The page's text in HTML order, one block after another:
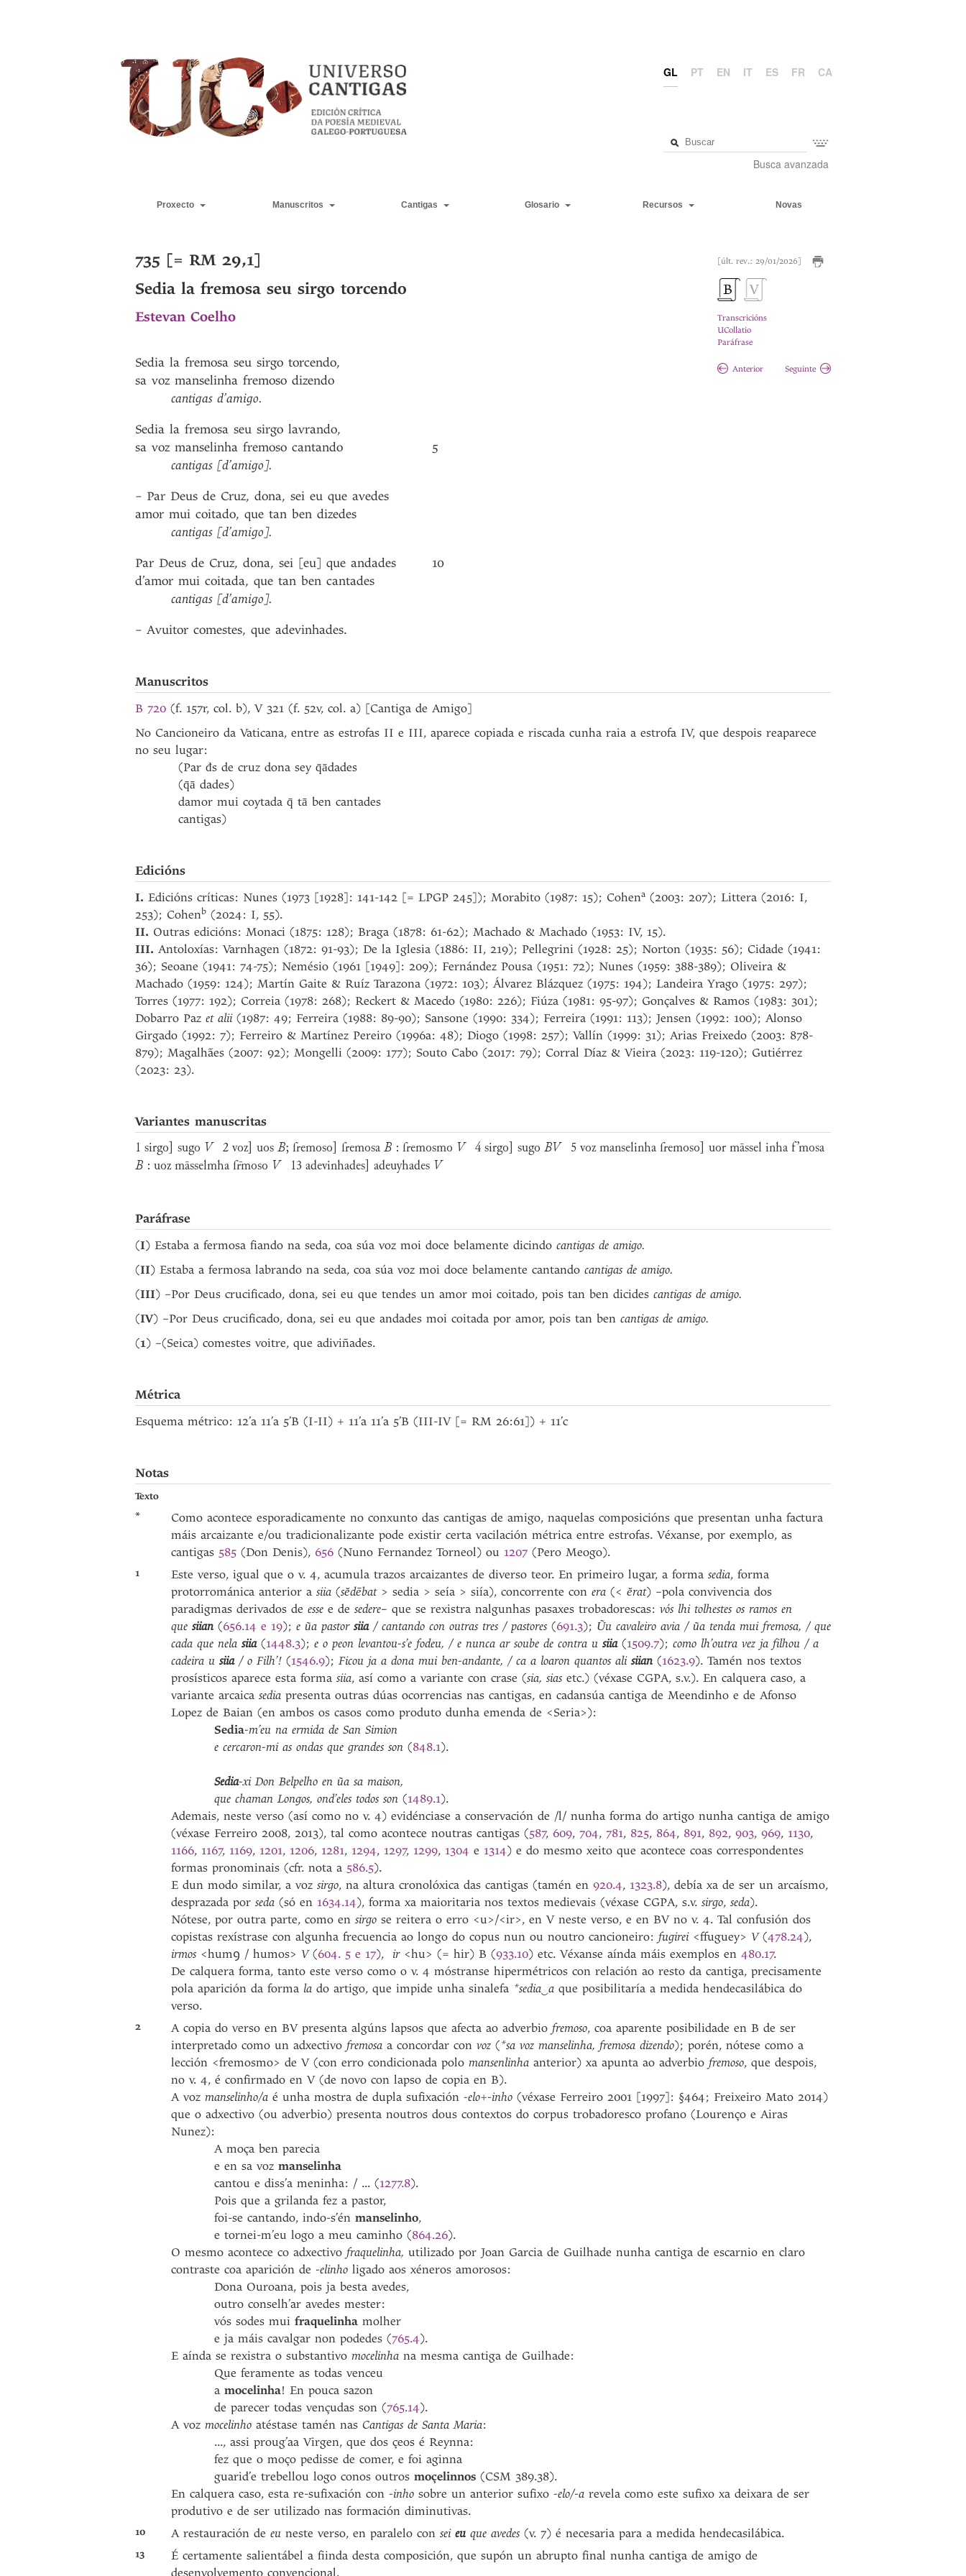
GL PT EN IT ES FR CA
Busca avanzada
Proxecto Manuscritos Cantigas Glosario Recursos Novas
[últ. rev.: 29/01/2026]
Transcricións
UCollatio
Paráfrase
Anterior Seguinte
735 [= RM 29,1]
Sedia la fremosa seu sirgo torcendo
Estevan Coelho
Sedia la fremosa seu sirgo torcendo,
sa voz manselinha fremoso dizendo
cantigas d’amigo.
Sedia la fremosa seu sirgo lavrando,
sa voz manselinha fremoso cantando
cantigas [d’amigo].
– Par Deus de Cruz, dona, sei eu que avedes
amor mui coitado, que tan ben dizedes
cantigas [d’amigo].
Par Deus de Cruz, dona, sei [eu] que andades
d’amor mui coitada, que tan ben cantades
cantigas [d’amigo].
– Avuitor comestes, que adevinhades.
5
10
Manuscritos
B 720 (f. 157r, col. b), V 321 (f. 52v, col. a) [Cantiga de Amigo]
No Cancioneiro da Vaticana, entre as estrofas II e III, aparece copiada e riscada cunha raia a estrofa IV, que despois reaparece
no seu lugar:
(Par đs de cruz dona sey q̄ādades
(q̄ā dades)
damor mui coytada q̄ tā ben cantades
cantigas)
Edicións
I. Edicións críticas: Nunes (1973 [1928]: 141-142 [= LPGP 245]); Morabito (1987: 15); Cohena (2003: 207); Littera (2016: I,
253); Cohenb (2024: I, 55).
II. Outras edicións: Monaci (1875: 128); Braga (1878: 61-62); Machado & Machado (1953: IV, 15).
III. Antoloxías: Varnhagen (1872: 91-93); De la Iglesia (1886: II, 219); Pellegrini (1928: 25); Norton (1935: 56); Cidade (1941:
36); Seoane (1941: 74-75); Nemésio (1961 [1949]: 209); Fernández Pousa (1951: 72); Nunes (1959: 388-389); Oliveira &
Machado (1959: 124); Martín Gaite & Ruíz Tarazona (1972: 103); Álvarez Blázquez (1975: 194); Landeira Yrago (1975: 297);
Torres (1977: 192); Correia (1978: 268); Reckert & Macedo (1980: 226); Fiúza (1981: 95-97); Gonçalves & Ramos (1983: 301);
Dobarro Paz et alii(1987: 49; Ferreira (1988: 89-90); Sansone (1990: 334); Ferreira (1991: 113); Jensen (1992: 100); Alonso
Girgado (1992: 7); Ferreiro & Martínez Pereiro (1996a: 48); Diogo (1998: 257); Vallín (1999: 31); Arias Freixedo (2003: 878-
879); Magalhães (2007: 92); Mongelli (2009: 177); Souto Cabo (2017: 79); Corral Díaz & Vieira (2023: 119-120); Gutiérrez
(2023: 23).
Variantes manuscritas
1 sirgo] sugo V 2 voz] uos B; fremoso] fremosa B : fremosmo V 4 sirgo] sugo BV 5 voz manselinha fremoso] uor māssel inha f’mosa
B : uoz māsselmha fr̄moso V 13 adevinhades] adeuyhades V
Paráfrase
(I) Estaba a fermosa fiando na seda, coa súa voz moi doce belamente dicindo cantigas de amigo.
(II) Estaba a fermosa labrando na seda, coa súa voz moi doce belamente cantando cantigas de amigo.
(III) –Por Deus crucificado, dona, sei eu que tendes un amor moi coitado, pois tan ben dicides cantigas de amigo.
(IV) –Por Deus crucificado, dona, sei eu que andades moi coitada por amor, pois tan ben cantigas de amigo.
(1) –(Seica) comestes voitre, que adiviñades.
Métrica
Esquema métrico: 12’a 11’a 5’B (I-II) + 11’a 11’a 5’B (III-IV [= RM 26:61]) + 11’c
Notas
Texto
*
Como acontece esporadicamente no conxunto das cantigas de amigo, naquelas composicións que presentan unha factura
máis arcaizante e/ou tradicionalizante pode existir certa vacilación métrica entre estrofas. Véxanse, por exemplo, as
cantigas 585 (Don Denis), 656 (Nuno Fernandez Torneol) ou 1207 (Pero Meogo).
1 Este verso, igual que o v. 4, acumula trazos arcaizantes de diverso teor. En primeiro lugar, a forma sedia, forma
protorrománica anterior a siia (sĕdēbat> sedia > seía > siía), concorrente con era (< ĕrat) –pola convivencia dos
paradigmas derivados de esse e de sedere– que se rexistra nalgunhas pasaxes trobadorescas: vós lhi tolhestes os ramos en
que siian (656.14 e 19); e ũa pastor siia/ cantando con outras tres / pastores (691.3); Ũu cavaleiro avia / ũa tenda mui fremosa, / que
cada que nela siia(1448.3); e o peon levantou-s’e fodeu, / e nunca ar soube de contra u siia(1509.7); como lh’outra vez ja filhou / a
cadeira u siia/ o Filh’! (1546.9); Ficou ja a dona mui ben-andante, / ca a loaron quantos ali siian (1623.9). Tamén nos textos
prosísticos aparece esta forma siia, así como a variante con crase (sia, sias etc.) (véxase CGPA, s.v.). En calquera caso, a
variante arcaica sedia presenta outras dúas ocorrencias nas cantigas, en cadansúa cantiga de Meendinho e de Afonso
Lopez de Baian (en ambos os casos como produto dunha emenda de <Seria>):
Sedia-m’eu na ermida de San Simion
e cercaron-mi as ondas que grandes son (848.1).
Sedia-xi Don Belpelho en ũa sa maison,
que chaman Longos, ond’eles todos son (1489.1).
Ademais, neste verso (así como no v. 4) evidénciase a conservación de /l/ nunha forma do artigo nunha cantiga de amigo
(véxase Ferreiro 2008, 2013), tal como acontece noutras cantigas (587, 609, 704, 781, 825, 864, 891, 892, 903, 969, 1130,
1166, 1167, 1169, 1201, 1206, 1281, 1294, 1297, 1299, 1304 e 1314) e do mesmo xeito que acontece coas correspondentes
formas pronominais (cfr. nota a 586.5).
E dun modo similar, a voz sirgo, na altura cronolóxica das cantigas (tamén en 920.4, 1323.8), debía xa de ser un arcaísmo,
desprazada por seda (só en 1634.14), forma xa maioritaria nos textos medievais (véxase CGPA, s.v. sirgo, seda).
Nótese, por outra parte, como en sirgo se reitera o erro <u>/<ir>, en V neste verso, e en BV no v. 4. Tal confusión dos
copistas rexístrase con algunha frecuencia ao longo do copus nun ou noutro cancioneiro: fugirei<ffuguey> V(478.24),
irmos <humꝯ / humos> V(604. 5 e 17), ir<hu> (= hir) B (933.10) etc. Véxanse aínda máis exemplos en 480.17.
De calquera forma, tanto este verso como o v. 4 móstranse hipermétricos con relación ao resto da cantiga, precisamente
pola aparición da forma la do artigo, que impide unha sinalefa *sedia a que posibilitaría a medida hendecasilábica do
verso.
2 A copia do verso en BV presenta algúns lapsos que afecta ao adverbio fremoso, coa aparente posibilidade en B de ser
interpretado como un adxectivo fremosa a concordar con voz (*sa voz manselinha, fremosa dizendo); porén, nótese como a
lección <fremosmo> de V (con erro condicionada polo mansenlinha anterior) xa apunta ao adverbio fremoso, que despois,
no v. 4, é confirmado en V (de novo con lapso de copia en B).
A voz manselinho/a é unha mostra de dupla sufixación -elo+-inho (véxase Ferreiro 2001 [1997]: §464; Freixeiro Mato 2014)
que o adxectivo (ou adverbio) presenta noutros dous contextos do corpus trobadoresco profano (Lourenço e Airas
Nunez):
A moça ben parecia
e en sa voz manselinha
cantou e diss’a meninha: / ... (1277.8).
Pois que a grilanda fez a pastor,
foi-se cantando, indo-s’én manselinho,
e tornei-m’eu logo a meu caminho (864.26).
O mesmo acontece co adxectivo fraquelinha, utilizado por Joan Garcia de Guilhade nunha cantiga de escarnio en claro
contraste coa aparición de -elinho ligado aos xéneros amorosos:
Dona Ouroana, pois ja besta avedes,
outro conselh’ar avedes mester:
vós sodes mui fraquelinha molher
e ja máis cavalgar non podedes (765.4).
E aínda se rexistra o substantivo mocelinha na mesma cantiga de Guilhade:
Que feramente as todas venceu
a mocelinha! En pouca sazon
de parecer todas vençudas son (765.14).
A voz mocelinho atéstase tamén nas Cantigas de Santa Maria:
..., assi proug’aa Virgen, que dos çeos é Reynna:
fez que o moço pedisse de comer, e foi aginna
guarid’e trebellou logo conos outros moçelinnos (CSM 389.38).
En calquera caso, esta re-sufixación con -inho sobre un anterior sufixo -elo/-a revela como este sufixo xa deixara de ser
produtivo e de ser utilizado nas formación diminutivas.
10 A restauración de eu neste verso, en paralelo con sei eu que avedes (v. 7) é necesaria para a medida hendecasilábica.
13
É certamente salientábel a fiinda desta composición, que supón un abrupto final nunha cantiga de amigo de
desenvolvemento convencional.